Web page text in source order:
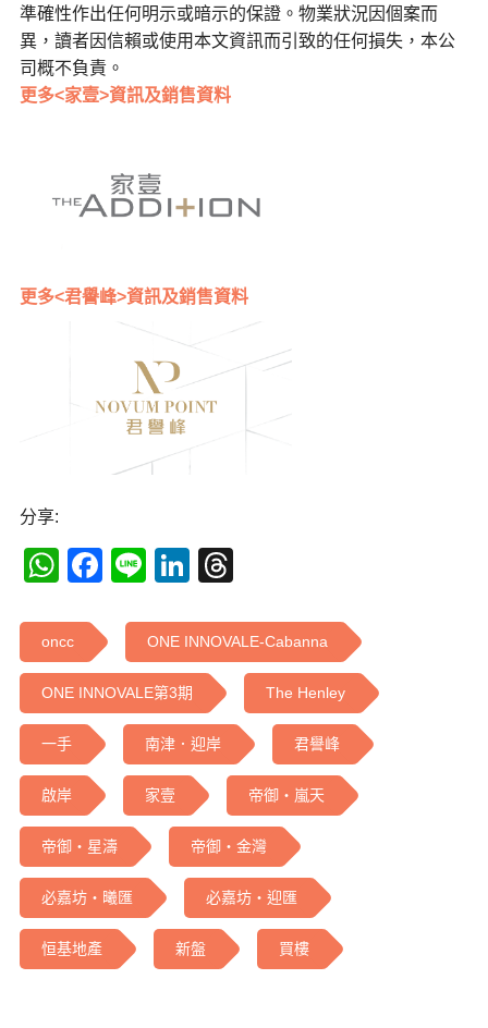
準確性作出任何明示或暗示的保證。物業狀況因個案而
異，讀者因信賴或使用本文資訊而引致的任何損失，本公
司概不負責。
更多<家壹>資訊及銷售資料
更多<君譽峰>資訊及銷售資料
分享:
WhatsApp
Facebook
LineLinkedIn
oncc ONE INNOVALE-Cabanna
ONE INNOVALE第3期 The Henley
一手 南津．迎岸 君譽峰
啟岸 家壹 帝御‧嵐天
帝御‧星濤 帝御‧金灣
必嘉坊‧曦匯 必嘉坊‧迎匯
恒基地產 新盤 買樓